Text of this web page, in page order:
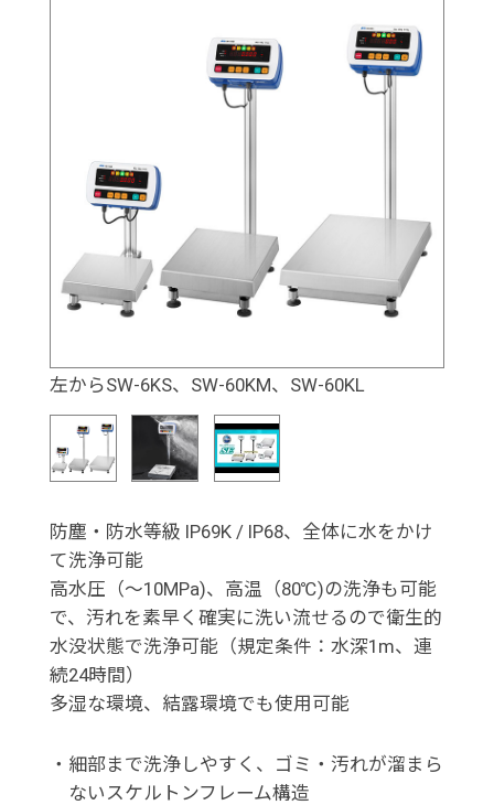
左からSW-6KS、SW-60KM、SW-60KL
防塵・防水等級 IP69K / IP68、全体に水をかけ
て洗浄可能
高水圧（～10MPa)、高温（80℃)の洗浄も可能
で、汚れを素早く確実に洗い流せるので衛生的
水没状態で洗浄可能（規定条件：水深1m、連
続24時間）
多湿な環境、結露環境でも使用可能
・ 細部まで洗浄しやすく、ゴミ・汚れが溜まら
ないスケルトンフレーム構造